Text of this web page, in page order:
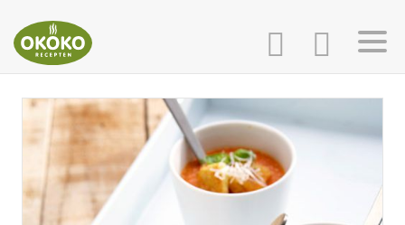
INLOGGEN
AANMELDEN
HOME
RECEPTEN